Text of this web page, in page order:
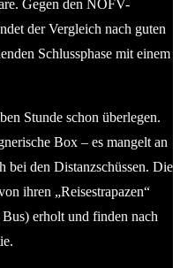
Gegen den NOFV-
der Vergleich nach guten
Schlussphase mit einem
Stunde schon überlegen.
Box – es mangelt an
bei den Distanzschüssen. Die
ihren „Reisestrapazen“
erholt und finden nach